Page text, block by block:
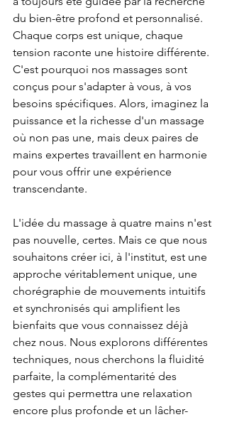
du bien-être profond et personnalisé.
Chaque corps est unique, chaque
tension raconte une histoire différente.
C'est pourquoi nos massages sont
conçus pour s'adapter à vous, à vos
besoins spécifiques. Alors, imaginez la
puissance et la richesse d'un massage
où non pas une, mais deux paires de
mains expertes travaillent en harmonie
pour vous offrir une expérience
transcendante.
L'idée du massage à quatre mains n'est
pas nouvelle, certes. Mais ce que nous
souhaitons créer ici, à l'institut, est une
approche véritablement unique, une
chorégraphie de mouvements intuitifs
et synchronisés qui amplifient les
bienfaits que vous connaissez déjà
chez nous. Nous explorons différentes
techniques, nous cherchons la fluidité
parfaite, la complémentarité des
gestes qui permettra une relaxation
encore plus profonde et un lâcher-